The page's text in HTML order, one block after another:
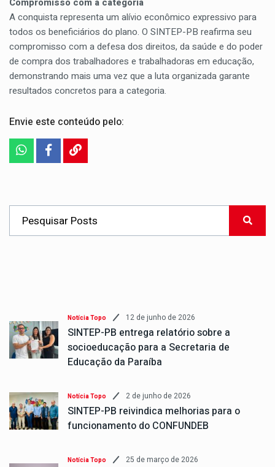
Compromisso com a categoria
A conquista representa um alívio econômico expressivo para
todos os beneficiários do plano. O SINTEP-PB reafirma seu
compromisso com a defesa dos direitos, da saúde e do poder
de compra dos trabalhadores e trabalhadoras em educação,
demonstrando mais uma vez que a luta organizada garante
resultados concretos para a categoria.
Envie este conteúdo pelo:
Notícia Topo 12 de junho de 2026
SINTEP-PB entrega relatório sobre a
socioeducação para a Secretaria de
Educação da Paraíba
Notícia Topo 2 de junho de 2026
SINTEP-PB reivindica melhorias para o
funcionamento do CONFUNDEB
Notícia Topo 25 de março de 2026